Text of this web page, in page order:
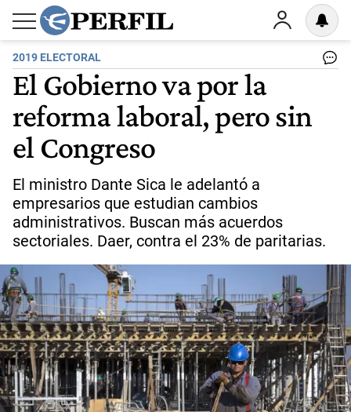
2019 ELECTORAL
El Gobierno va por la
reforma laboral, pero sin
el Congreso
El ministro Dante Sica le adelantó a
empresarios que estudian cambios
administrativos. Buscan más acuerdos
sectoriales. Daer, contra el 23% de paritarias.